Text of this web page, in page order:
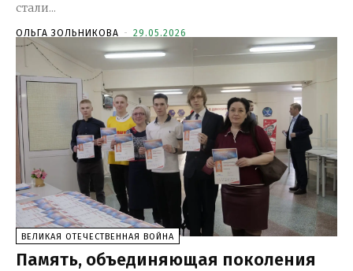
стали...
ОЛЬГА ЗОЛЬНИКОВА - 29.05.2026
ВЕЛИКАЯ ОТЕЧЕСТВЕННАЯ ВОЙНА
Память, объединяющая поколения